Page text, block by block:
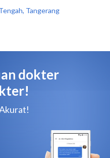
Tangerang